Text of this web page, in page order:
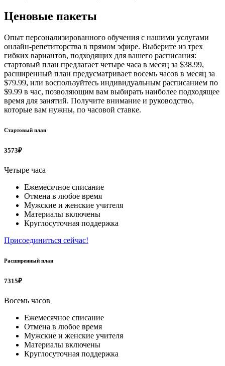
Ценовые пакеты
Опыт персонализированного обучения с нашими услугами
онлайн-репетиторства в прямом эфире. Выберите из трех
гибких вариантов, подходящих для вашего расписания:
стартовый план предлагает четыре часа в месяц за $38.99,
расширенный план предусматривает восемь часов в месяц за
$79.99, или воспользуйтесь индивидуальным расписанием по
$9.99 в час, позволяющим вам выбирать наиболее подходящее
время для занятий. Получите внимание и руководство,
которые вам нужны, по часовой ставке.
Стартовый план
3573₽
Четыре часа
Ежемесячное списание
Отмена в любое время
Мужские и женские учителя
Материалы включены
Круглосуточная поддержка
Присоединиться сейчас!
Расширенный план
7315₽
Восемь часов
Ежемесячное списание
Отмена в любое время
Мужские и женские учителя
Материалы включены
Круглосуточная поддержка